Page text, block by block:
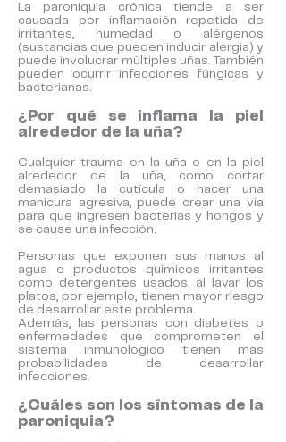
La paroniquia crónica tiende a ser
causada por inflamación repetida de
irritantes, humedad o alérgenos
(sustancias que pueden inducir alergia) y
puede involucrar múltiples uñas. También
pueden ocurrir infecciones fúngicas y
bacterianas.
¿Por qué se inflama la piel
alrededor de la uña?
Cualquier trauma en la uña o en la piel
alrededor de la uña, como cortar
demasiado la cutícula o hacer una
manicura agresiva, puede crear una vía
para que ingresen bacterias y hongos y
se cause una infección.
Personas que exponen sus manos al
agua o productos químicos irritantes
como detergentes usados. al lavar los
platos, por ejemplo, tienen mayor riesgo
de desarrollar este problema.
Además, las personas con diabetes o
enfermedades que comprometen el
sistema inmunológico tienen más
probabilidades de desarrollar
infecciones.
¿Cuáles son los síntomas de la
paroniquia?